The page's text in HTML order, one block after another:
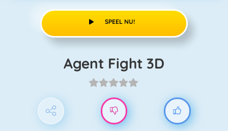
SPEEL NU!
Agent Fight 3D